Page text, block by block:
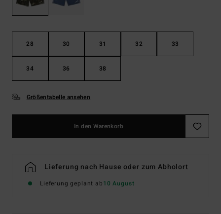
28 30 31 32 33
34 36 38
Größentabelle ansehen
In den Warenkorb
Lieferung nach Hause oder zum Abholort
Lieferung geplant ab10 August